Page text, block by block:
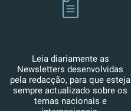
Leia diariamente as
Newsletters desenvolvidas
pela redacção, para que esteja
sempre actualizado sobre os
temas nacionais e